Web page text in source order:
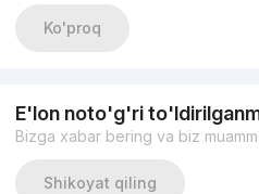
Ko'proq
E'lon noto'g'ri
Bizga xabar bering va biz
Shikoyat qiling